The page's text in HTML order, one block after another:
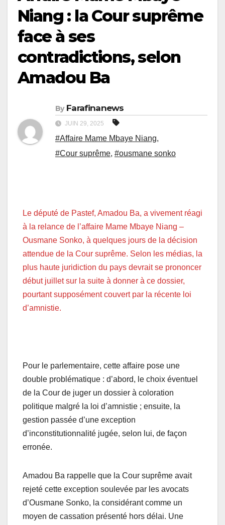
Niang : la Cour suprême
face à ses
contradictions, selon
Amadou Ba
By Farafinanews
JUIN 29, 2025
#Affaire Mame Mbaye Niang,
#Cour suprême, #ousmane sonko
Le député de Pastef, Amadou Ba, a vivement réagi
à la relance de l’affaire Mame Mbaye Niang –
Ousmane Sonko, à quelques jours de la décision
attendue de la Cour suprême. Selon les médias, la
plus haute juridiction du pays devrait se prononcer
début juillet sur la suite à donner à ce dossier,
pourtant supposément couvert par la récente loi
d’amnistie.
Pour le parlementaire, cette affaire pose une
double problématique : d’abord, le choix éventuel
de la Cour de juger un dossier à coloration
politique malgré la loi d’amnistie ; ensuite, la
gestion passée d’une exception
d’inconstitutionnalité jugée, selon lui, de façon
erronée.
Amadou Ba rappelle que la Cour suprême avait
rejeté cette exception soulevée par les avocats
d’Ousmane Sonko, la considérant comme un
moyen de cassation présenté hors délai. Une